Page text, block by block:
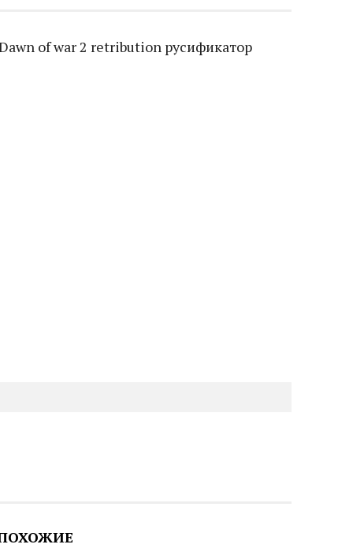
of war 2 retribution русификатор